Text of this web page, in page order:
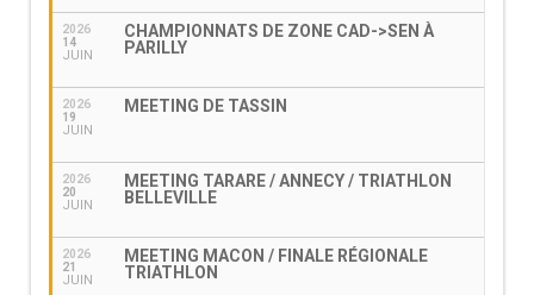
2026
14
JUIN
CHAMPIONNATS DE ZONE CAD->SEN À
PARILLY
2026
19
JUIN
MEETING DE TASSIN
2026
20
JUIN
MEETING TARARE / ANNECY / TRIATHLON
BELLEVILLE
2026
21
JUIN
MEETING MACON / FINALE RÉGIONALE
TRIATHLON